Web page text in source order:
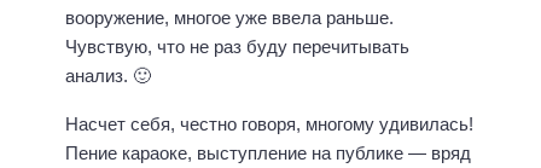
вооружение, многое уже ввела раньше.
Чувствую, что не раз буду перечитывать
анализ. 🙂
Насчет себя, честно говоря, многому удивилась!
Пение караоке, выступление на публике — вряд